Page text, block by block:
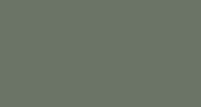
www.facebook.com/derBiobote/
https://www.instagram.com/